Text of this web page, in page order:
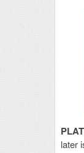
later